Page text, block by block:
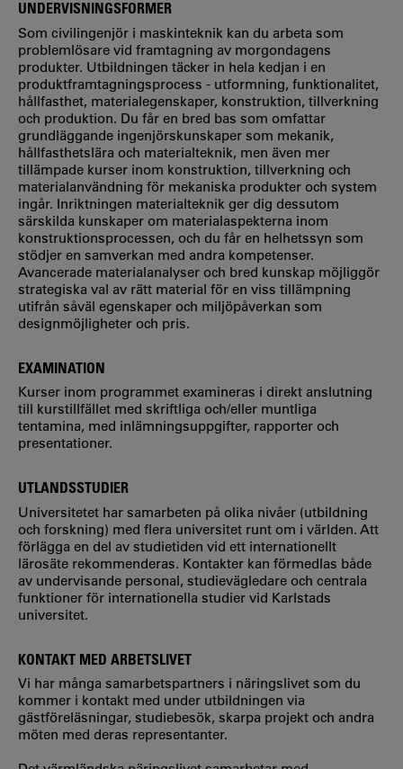
UNDERVISNINGSFORMER
Som civilingenjör i maskinteknik kan du arbeta som
problemlösare vid framtagning av morgondagens
produkter. Utbildningen täcker in hela kedjan i en
produktframtagningsprocess - utformning, funktionalitet,
hållfasthet, materialegenskaper, konstruktion, tillverkning
och produktion. Du får en bred bas som omfattar
grundläggande ingenjörskunskaper som mekanik,
hållfasthetslära och materialteknik, men även mer
tillämpade kurser inom konstruktion, tillverkning och
materialanvändning för mekaniska produkter och system
ingår. Inriktningen materialteknik ger dig dessutom
särskilda kunskaper om materialaspekterna inom
konstruktionsprocessen, och du får en helhetssyn som
stödjer en samverkan med andra kompetenser.
Avancerade materialanalyser och bred kunskap möjliggör
strategiska val av rätt material för en viss tillämpning
utifrån såväl egenskaper och miljöpåverkan som
designmöjligheter och pris.
EXAMINATION
Kurser inom programmet examineras i direkt anslutning
till kurstillfället med skriftliga och/eller muntliga
tentamina, med inlämningsuppgifter, rapporter och
presentationer.
UTLANDSSTUDIER
Universitetet har samarbeten på olika nivåer (utbildning
och forskning) med flera universitet runt om i världen. Att
förlägga en del av studietiden vid ett internationellt
lärosäte rekommenderas. Kontakter kan förmedlas både
av undervisande personal, studievägledare och centrala
funktioner för internationella studier vid Karlstads
universitet.
KONTAKT MED ARBETSLIVET
Vi har många samarbetspartners i näringslivet som du
kommer i kontakt med under utbildningen via
gästföreläsningar, studiebesök, skarpa projekt och andra
möten med deras representanter.